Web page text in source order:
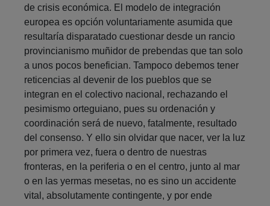
de crisis económica. El modelo de integración
europea es opción voluntariamente asumida que
resultaría disparatado cuestionar desde un rancio
provincianismo muñidor de prebendas que tan solo
a unos pocos benefician. Tampoco debemos tener
reticencias al devenir de los pueblos que se
integran en el colectivo nacional, rechazando el
pesimismo orteguiano, pues su ordenación y
coordinación será de nuevo, fatalmente, resultado
del consenso. Y ello sin olvidar que nacer, ver la luz
por primera vez, fuera o dentro de nuestras
fronteras, en la periferia o en el centro, junto al mar
o en las yermas mesetas, no es sino un accidente
vital, absolutamente contingente, y por ende